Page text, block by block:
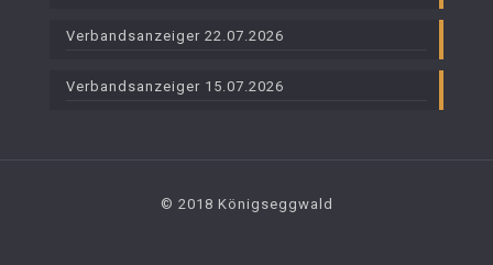
Verbandsanzeiger 22.07.2026
Verbandsanzeiger 15.07.2026
© 2018 Königseggwald